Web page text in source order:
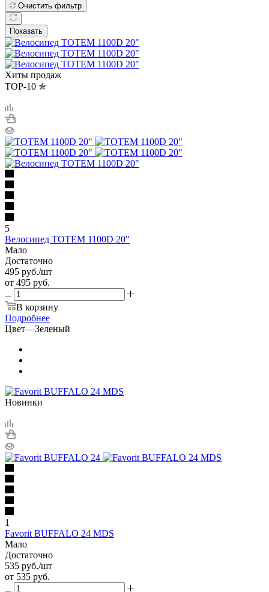
Очистить фильтр
Показать
Хиты продаж
TOP-10 ✯
5
Велосипед TOTEM 1100D 20"
Мало
Достаточно
495 руб./шт
от 495 руб.
В корзину
Подробнее
Цвет—Зеленый
Новинки
1
Favorit BUFFALO 24 MDS
Мало
Достаточно
535 руб./шт
от 535 руб.